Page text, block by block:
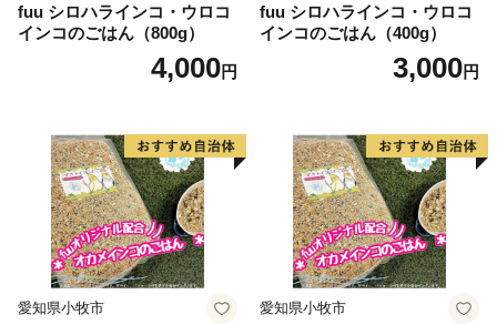
fuu シロハラインコ・ウロコ
インコのごはん（800g）
4,000円
fuu シロハラインコ・ウロコ
インコのごはん（400g）
3,000円
愛知県小牧市 愛知県小牧市